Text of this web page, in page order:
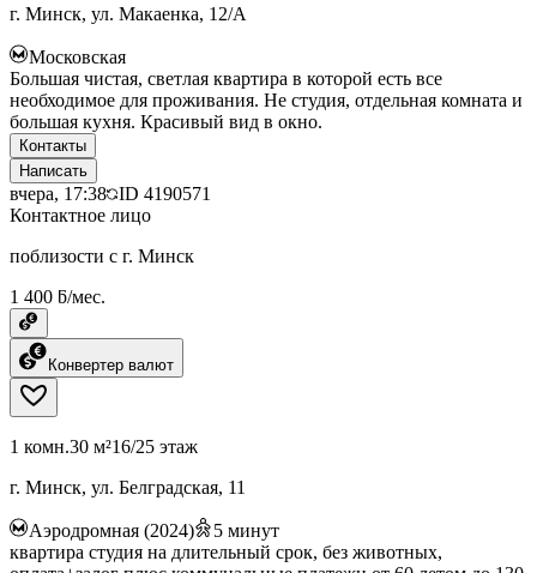
г. Минск, ул. Макаенка, 12/А
Московская
Большая чистая, светлая квартира в которой есть все
необходимое для проживания. Не студия, отдельная комната и
большая кухня. Красивый вид в окно.
Контакты
Написать
вчера, 17:38 ID 4190571
Контактное лицо
поблизости с г. Минск
1 400 ƃ/мес.
Конвертер валют
1 комн.30 м²16/25 этаж
г. Минск, ул. Белградская, 11
Аэродромная (2024) 5 минут
квартира студия на длительный срок, без животных,